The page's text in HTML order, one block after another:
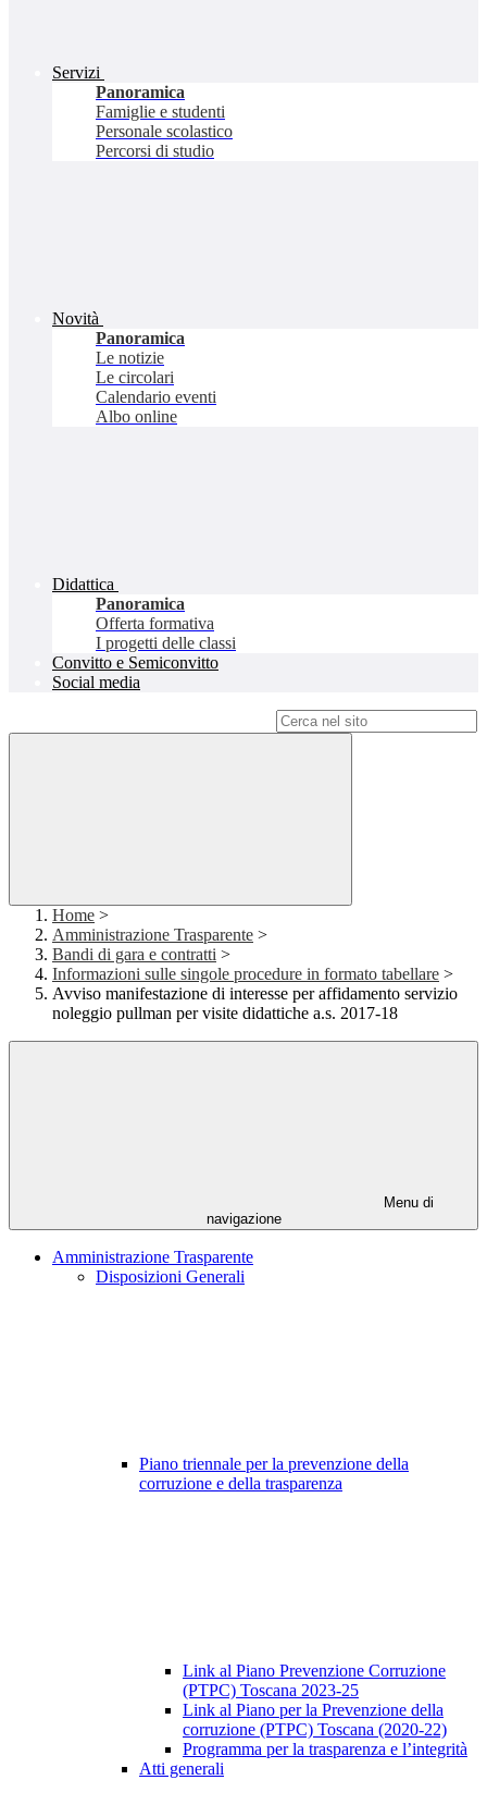
Servizi
Panoramica
Famiglie e studenti
Personale scolastico
Percorsi di studio
Novità
Panoramica
Le notizie
Le circolari
Calendario eventi
Albo online
Didattica
Panoramica
Offerta formativa
I progetti delle classi
Convitto e Semiconvitto
Social media
Home >
Amministrazione Trasparente >
Bandi di gara e contratti >
Informazioni sulle singole procedure in formato tabellare >
Avviso manifestazione di interesse per affidamento servizio
noleggio pullman per visite didattiche a.s. 2017-18
Menu di
navigazione
Amministrazione Trasparente
Disposizioni Generali
Piano triennale per la prevenzione della
corruzione e della trasparenza
Link al Piano Prevenzione Corruzione
(PTPC) Toscana 2023-25
Link al Piano per la Prevenzione della
corruzione (PTPC) Toscana (2020-22)
Programma per la trasparenza e l’integrità
Atti generali